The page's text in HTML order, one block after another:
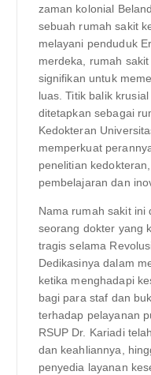
zaman kolonial
sebuah rumah sakit
melayani penduduk
merdeka, rumah
signifikan untuk
luas. Titik balik
ditetapkan sebagai
Kedokteran
memperkuat
penelitian
pembelajaran dan
Nama rumah sakit ini
seorang dokter yang
tragis selama
Dedikasinya dalam
ketika menghadapi
bagi para staf dan
terhadap pelayanan
RSUP Dr. Kariadi
dan keahliannya,
penyedia layanan